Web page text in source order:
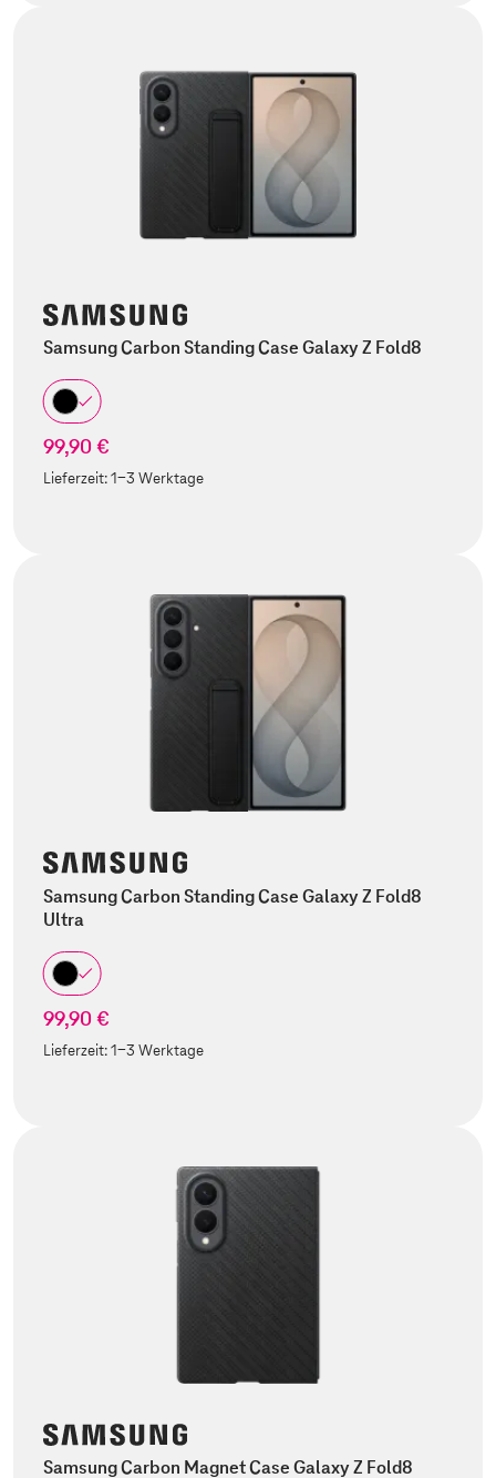
Samsung Carbon Standing Case Galaxy Z Fold8
99,90 €
Lieferzeit:1-3 Werktage
Samsung Carbon Standing Case Galaxy Z Fold8
Ultra
99,90 €
Lieferzeit:1-3 Werktage
Samsung Carbon Magnet Case Galaxy Z Fold8